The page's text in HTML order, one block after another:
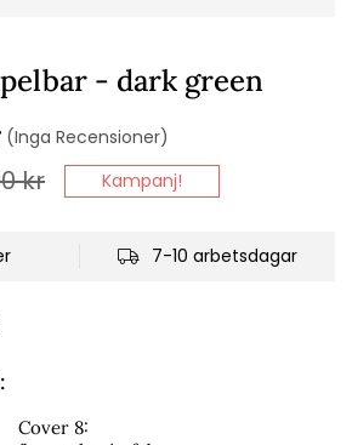
- dark green
(Inga Recensioner)
kr Kampanj!
7-10 arbetsdagar
Cover 8: